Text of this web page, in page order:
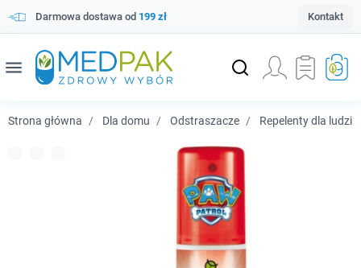
Darmowa dostawa od 199 zł Kontakt
menu
Strona główna Dla domu Odstraszacze Repelenty dla ludzi